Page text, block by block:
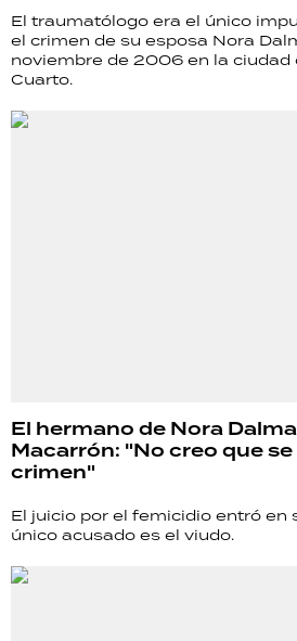
El traumatólogo era el único
el crimen de su esposa Nora
noviembre de 2006 en la ciudad
Cuarto.
El hermano de Nora
Macarrón: "No creo que
crimen"
El juicio por el femicidio entró en
único acusado es el viudo.